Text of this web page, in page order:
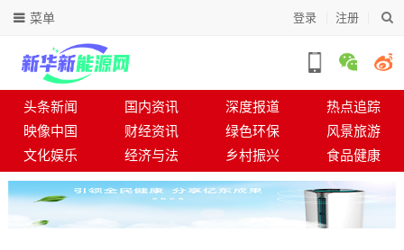
登录 注册
菜单
头条新闻 国内资讯 深度报道
热点追踪
映像中国
财经资讯 绿色环保
风景旅游
文化娱乐
经济与法 乡村振兴 食品健康